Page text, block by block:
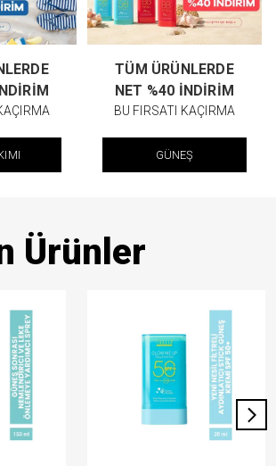
TÜM ÜRÜNLERDE
NET %40 İNDİRİM
BU FIRSATI KAÇIRMA
GÜNEŞ
Ürünler